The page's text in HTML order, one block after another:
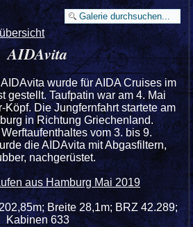
AIDAvita
wurde für AIDA Cruises im
gestellt. Taufpatin war am 4. Mai
Köpf. Die Jungfernfahrt startete am
in Richtung Griechenland.
vom 3. bis 9.
die AIDAvita mit Abgasfiltern,
nachgerüstet.
aus Hamburg Mai 2019
Breite 28,1m; BRZ 42.289;
Kabinen 633